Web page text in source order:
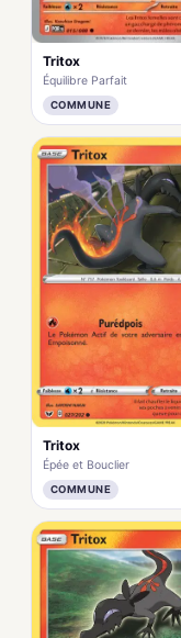
Tritox
Équilibre Parfait
COMMUNE
Tritox
Épée et Bouclier
COMMUNE